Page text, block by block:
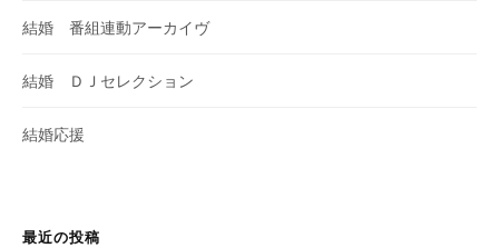
結婚 番組連動アーカイヴ
結婚 ＤＪセレクション
結婚応援
最近の投稿